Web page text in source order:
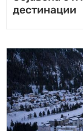
дестинации